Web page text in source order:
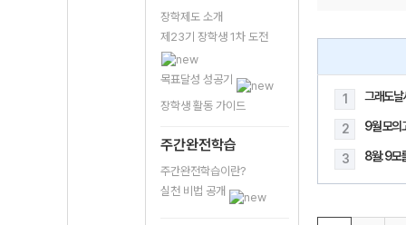
장학제도 소개
제23기 장학생 1차 도전
목표달성 성공기
장학생 활동 가이드
주간완전학습
주간완전학습이란?
실천 비법 공개
1 그래도날
2 9월 모의
3 8월: 9모